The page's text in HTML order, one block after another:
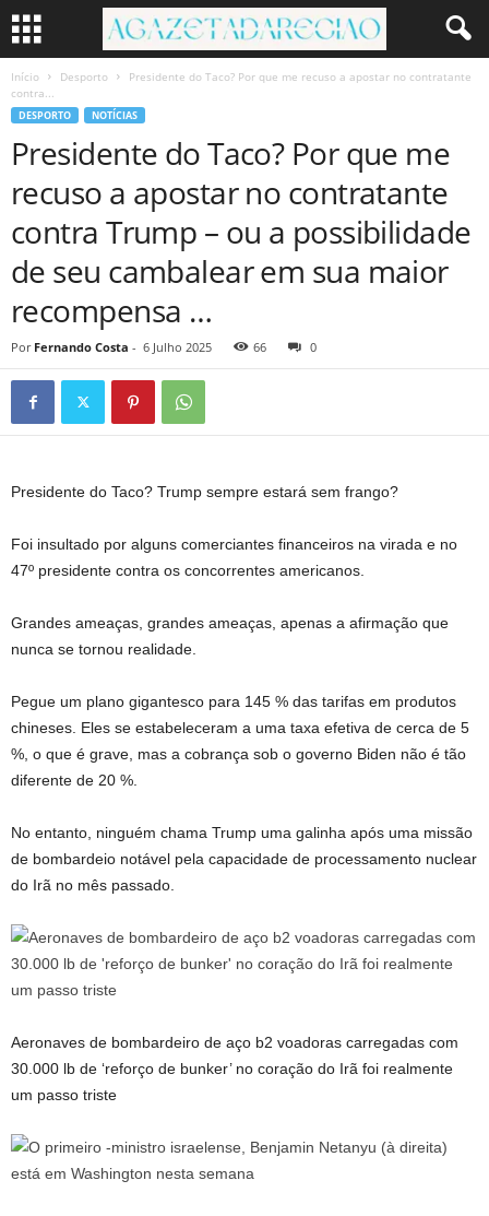
Início Desporto
Presidente do Taco? Por que me recuso a apostar no contratante
contra...
DESPORTO NOTÍCIAS
Presidente do Taco? Por que me
recuso a apostar no contratante
contra Trump – ou a possibilidade
de seu cambalear em sua maior
recompensa …
Por Fernando Costa - 6 Julho 2025 66 0
Presidente do Taco? Trump sempre estará sem frango?
Foi insultado por alguns comerciantes financeiros na virada e no
47º presidente contra os concorrentes americanos.
Grandes ameaças, grandes ameaças, apenas a afirmação que
nunca se tornou realidade.
Pegue um plano gigantesco para 145 % das tarifas em produtos
chineses. Eles se estabeleceram a uma taxa efetiva de cerca de 5
%, o que é grave, mas a cobrança sob o governo Biden não é tão
diferente de 20 %.
No entanto, ninguém chama Trump uma galinha após uma missão
de bombardeio notável pela capacidade de processamento nuclear
do Irã no mês passado.
Aeronaves de bombardeiro de aço b2 voadoras carregadas com
30.000 lb de ‘reforço de bunker’ no coração do Irã foi realmente
um passo triste